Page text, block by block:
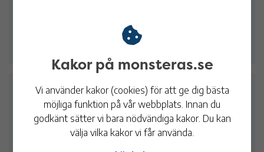
Storgatan 89, Blomstermåla
Träffpunkt Ekåsa
Tel:010-353 76 85
Ekåsavägen 5 i Fliseryd
Kakor på monsteras.se
Vi använder kakor (cookies) för att ge dig bästa
möjliga funktion på vår webbplats. Innan du
godkänt sätter vi bara nödvändiga kakor. Du kan
välja vilka kakor vi får använda.